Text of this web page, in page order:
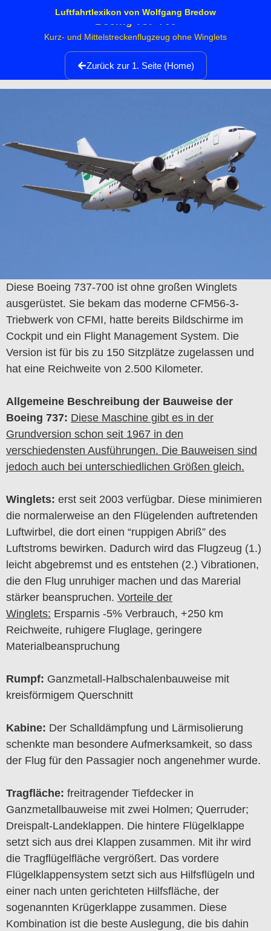
Luftfahrtlexikon von Wolfgang Bredow
Boeing 737-700
Kurz- und Mittelstreckenflugzeug ohne Winglets
Zurück zur 1. Seite (Home)
Diese Boeing 737-700 ist ohne großen Winglets
ausgerüstet. Sie bekam das moderne CFM56-3-
Triebwerk von CFMI, hatte bereits Bildschirme im
Cockpit und ein Flight Management System. Die
Version ist für bis zu 150 Sitzplätze zugelassen und
hat eine Reichweite von 2.500 Kilometer.
Allgemeine Beschreibung der Bauweise der
Boeing 737: Diese Maschine gibt es in der
Grundversion schon seit 1967 in den
verschiedensten Ausführungen. Die Bauweisen sind
jedoch auch bei unterschiedlichen Größen gleich.
Winglets: erst seit 2003 verfügbar. Diese minimieren
die normalerweise an den Flügelenden auftretenden
Luftwirbel, die dort einen “ruppigen Abriß” des
Luftstroms bewirken. Dadurch wird das Flugzeug (1.)
leicht abgebremst und es entstehen (2.) Vibrationen,
die den Flug unruhiger machen und das Marerial
stärker beanspruchen. Vorteile der
Winglets: Ersparnis -5% Verbrauch, +250 km
Reichweite, ruhigere Fluglage, geringere
Materialbeanspruchung
Rumpf: Ganzmetall-Halbschalenbauweise mit
kreisförmigem Querschnitt
Kabine: Der Schalldämpfung und Lärmisolierung
schenkte man besondere Aufmerksamkeit, so dass
der Flug für den Passagier noch angenehmer wurde.
Tragfläche: freitragender Tiefdecker in
Ganzmetallbauweise mit zwei Holmen; Querruder;
Dreispalt-Landeklappen. Die hintere Flügelklappe
setzt sich aus drei Klappen zusammen. Mit ihr wird
die Tragflügelfläche vergrößert. Das vordere
Flügelklappensystem setzt sich aus Hilfsflügeln und
einer nach unten gerichteten Hilfsfläche, der
sogenannten Krügerklappe zusammen. Diese
Kombination ist die beste Auslegung, die bis dahin